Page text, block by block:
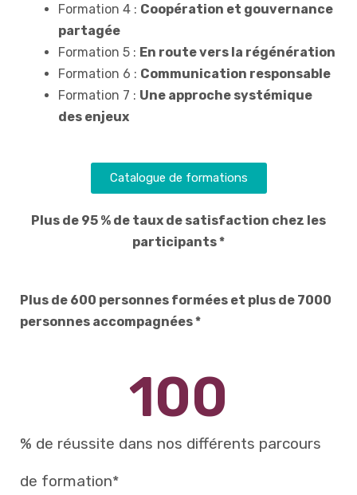
Formation 4 : Coopération et gouvernance
partagée
Formation 5 : En route vers la régénération
Formation 6 : Communication responsable
Formation 7 : Une approche systémique
des enjeux
Catalogue de formations
Plus de 95 % de taux de satisfaction chez les
participants *
Plus de 600 personnes formées et plus de 7000
personnes accompagnées *
% de réussite dans nos différents parcours
de formation*
100